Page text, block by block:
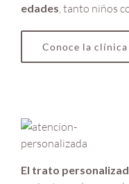
edades, tanto niños
Conoce la clínica
El trato